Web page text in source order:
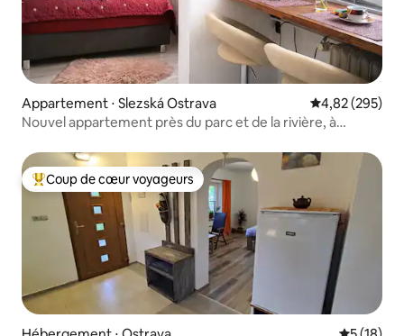
Appartement ⋅ Slezská Ostrava Évaluation
4,82 (295)
Nouvel appartement près du parc et de la rivière, à
Coups de cœur voyageurs les plus appréciés
Coup de cœur voyageurs